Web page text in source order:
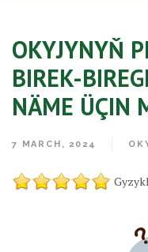
OKYJYNYŇ
BIREK-
NÄME ÜÇIN
7 MARCH, 2024